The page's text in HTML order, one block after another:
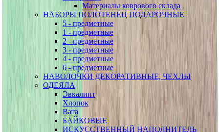
Материалы коврового склада
НАБОРЫ ПОЛОТЕНЕЦ ПОДАРОЧНЫЕ
5 - предметные
1 - предметные
2 - предметные
3 - предметные
4 - предметные
6 - предметные
НАВОЛОЧКИ ДЕКОРАТИВНЫЕ, ЧЕХЛЫ
ОДЕЯЛА
Эвкалипт
Хлопок
Вата
БАЙКОВЫЕ
ИСКУССТВЕННЫЙ НАПОЛНИТЕЛЬ